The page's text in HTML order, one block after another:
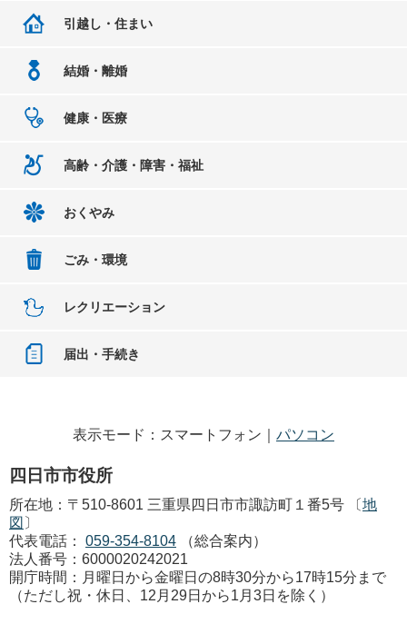
引越し・住まい
結婚・離婚
健康・医療
高齢・介護・障害・福祉
おくやみ
ごみ・環境
レクリエーション
届出・手続き
表示モード：スマートフォン｜ パソコン
四日市市役所
所在地：〒510-8601 三重県四日市市諏訪町１番5号 〔地
図 〕
代表電話：
059-354-8104
（総合案内）
法人番号：6000020242021
開庁時間：月曜日から金曜日の8時30分から17時15分まで
（ただし祝・休日、12月29日から1月3日を除く）